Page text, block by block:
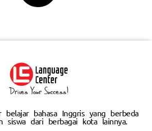
belajar bahasa Inggris yang berbeda
siswa dari berbagai kota lainnya.